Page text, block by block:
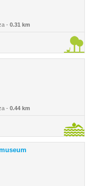
- 0.31 km
- 0.44 km